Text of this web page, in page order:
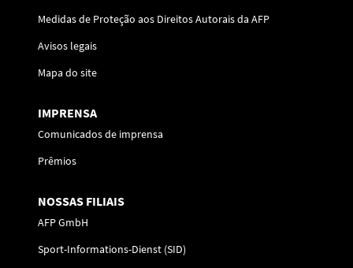
Medidas de Proteção aos Direitos Autorais da AFP
Avisos legais
Mapa do site
IMPRENSA
Comunicados de imprensa
Prêmios
NOSSAS FILIAIS
AFP GmbH
Sport-Informations-Dienst (SID)